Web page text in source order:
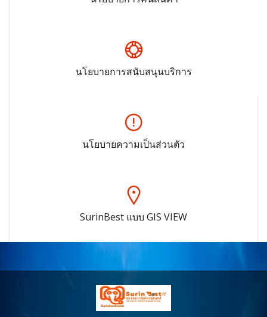
นโยบายการสนับสนุนบริการ
นโยบายความเป็นส่วนตัว
SurinBest แบบ GIS VIEW